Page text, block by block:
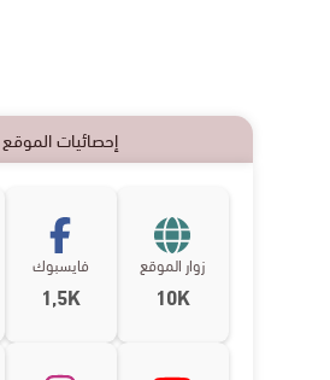
إحصائيات الموقع
زوار الموقع
10K
فايسبوك
1,5K